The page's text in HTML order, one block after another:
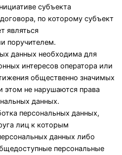
субъекта
по которому субъект
являться
поручителем.
данных необходима для
интересов оператора или
общественно значимых
этом не нарушаются права
данных.
персональных данных,
лиц к которым
данных либо
персональные